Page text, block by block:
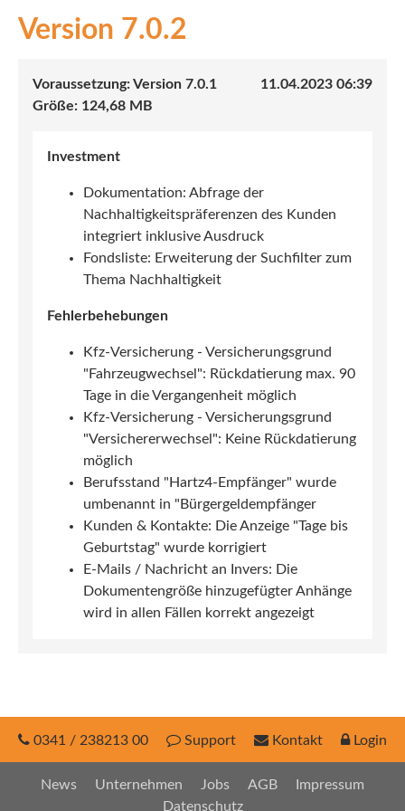
INEX
Leben
Investment
7.0.2
11.04.2023 06:39
7.0.1
124,68 MB
Investment
Dokumentation: Abfrage der
Nachhaltigkeitspräferenzen des Kunden
integriert inklusive Ausdruck
Fondsliste: Erweiterung der Suchfilter zum
Thema Nachhaltigkeit
Fehlerbehebungen
Kfz-Versicherung - Versicherungsgrund
"Fahrzeugwechsel": Rückdatierung max. 90
Tage in die Vergangenheit möglich
Kfz-Versicherung - Versicherungsgrund
"Versichererwechsel": Keine Rückdatierung
möglich
Berufsstand "Hartz4-Empfänger" wurde
umbenannt in "Bürgergeldempfänger
Kunden & Kontakte: Die Anzeige "Tage bis
Geburtstag" wurde korrigiert
E-Mails / Nachricht an Invers: Die
Dokumentengröße hinzugefügter Anhänge
wird in allen Fällen korrekt angezeigt
0341 / 238213 00 Support Kontakt Login
News Unternehmen Jobs AGB
Impressum
Datenschutz